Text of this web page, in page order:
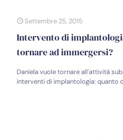
Settembre 25, 2015
Intervento di
tornare ad immergersi?
Daniela vuole tornare all'attività
interventi di implantologia: quanto